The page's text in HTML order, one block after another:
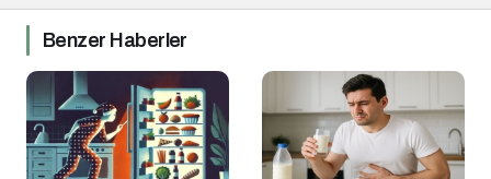
Benzer Haberler